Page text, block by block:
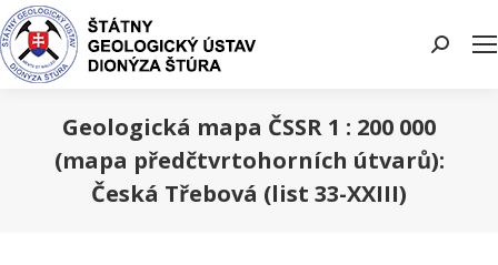
Search:
Geologická mapa ČSSR 1 : 200 000
(mapa předčtvrtohorních útvarů):
Česká Třebová (list 33-XXIII)